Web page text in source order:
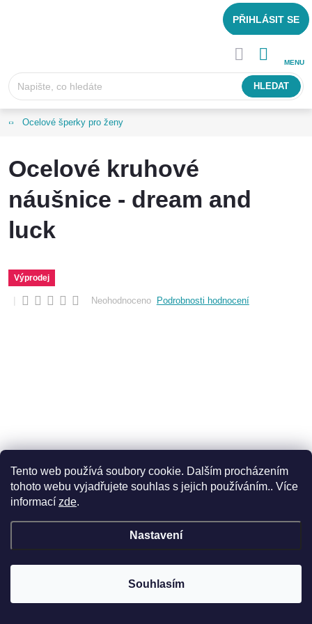
Tento web používá soubory cookie. Dalším procházením
tohoto webu vyjadřujete souhlas s jejich používáním.. Více
informací zde.
Nastavení
Souhlasím
HLEDAT
KOŠÍK
Ocelové šperky pro ženy
Ocelové kruhové
náušnice - dream and
luck
Výprodej
Neohodnoceno Podrobnosti hodnocení
PŘIHLÁSIT SE